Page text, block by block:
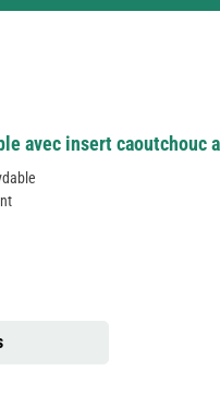
avec insert caoutchouc